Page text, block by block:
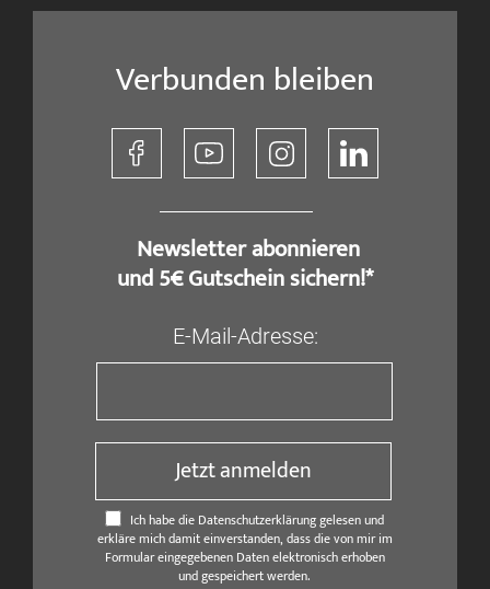
Verbunden bleiben
​ Newsletter abonnieren
und 5€ Gutschein sichern!*
E-Mail-Adresse:
Jetzt anmelden
Ich habe die Datenschutzerklärung gelesen und
erkläre mich damit einverstanden, dass die von mir im
Formular eingegebenen Daten elektronisch erhoben
und gespeichert werden.